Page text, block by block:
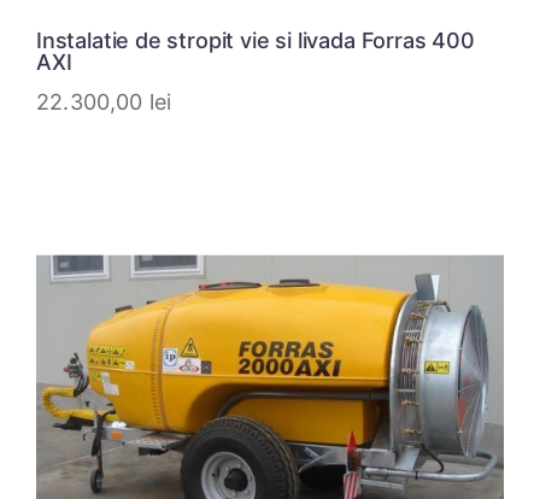
Instalatie de stropit vie si livada Forras 400
AXI
22.300,00 lei